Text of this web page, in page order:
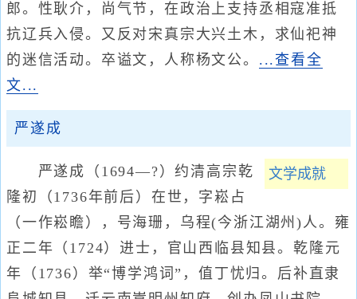
郎。性耿介，尚气节，在政治上支持丞相寇准抵
抗辽兵入侵。又反对宋真宗大兴土木，求仙祀神
的迷信活动。卒谥文，人称杨文公。 ...查看全
文...
严遂成
文学成就
严遂成（1694—?）约清高宗乾
隆初（1736年前后）在世，字崧占
（一作崧瞻），号海珊，乌程(今浙江湖州)人。雍
正二年（1724）进士，官山西临县知县。乾隆元
年（1736）举“博学鸿词”，值丁忧归。后补直隶